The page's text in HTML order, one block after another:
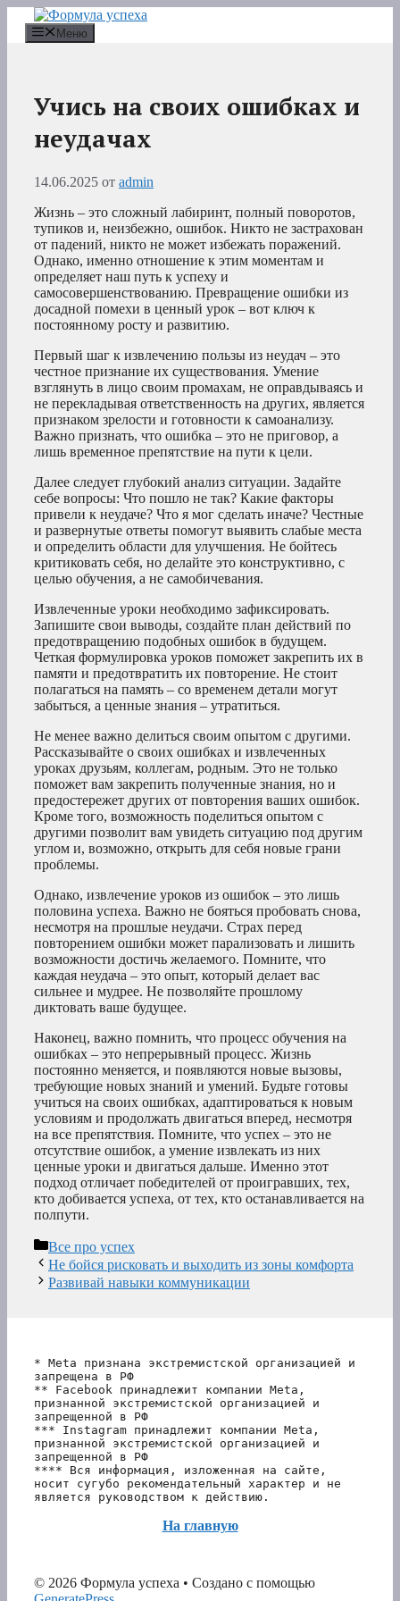
Перейти
содержимому
Меню
Учись на своих ошибках и
неудачах
14.06.2025 от admin
Жизнь – это сложный лабиринт, полный поворотов,
тупиков и, неизбежно, ошибок. Никто не застрахован
от падений, никто не может избежать поражений.
Однако, именно отношение к этим моментам и
определяет наш путь к успеху и
самосовершенствованию. Превращение ошибки из
досадной помехи в ценный урок – вот ключ к
постоянному росту и развитию.
Первый шаг к извлечению пользы из неудач – это
честное признание их существования. Умение
взглянуть в лицо своим промахам, не оправдываясь и
не перекладывая ответственность на других, является
признаком зрелости и готовности к самоанализу.
Важно признать, что ошибка – это не приговор, а
лишь временное препятствие на пути к цели.
Далее следует глубокий анализ ситуации. Задайте
себе вопросы: Что пошло не так? Какие факторы
привели к неудаче? Что я мог сделать иначе? Честные
и развернутые ответы помогут выявить слабые места
и определить области для улучшения. Не бойтесь
критиковать себя, но делайте это конструктивно, с
целью обучения, а не самобичевания.
Извлеченные уроки необходимо зафиксировать.
Запишите свои выводы, создайте план действий по
предотвращению подобных ошибок в будущем.
Четкая формулировка уроков поможет закрепить их в
памяти и предотвратить их повторение. Не стоит
полагаться на память – со временем детали могут
забыться, а ценные знания – утратиться.
Не менее важно делиться своим опытом с другими.
Рассказывайте о своих ошибках и извлеченных
уроках друзьям, коллегам, родным. Это не только
поможет вам закрепить полученные знания, но и
предостережет других от повторения ваших ошибок.
Кроме того, возможность поделиться опытом с
другими позволит вам увидеть ситуацию под другим
углом и, возможно, открыть для себя новые грани
проблемы.
Однако, извлечение уроков из ошибок – это лишь
половина успеха. Важно не бояться пробовать снова,
несмотря на прошлые неудачи. Страх перед
повторением ошибки может парализовать и лишить
возможности достичь желаемого. Помните, что
каждая неудача – это опыт, который делает вас
сильнее и мудрее. Не позволяйте прошлому
диктовать ваше будущее.
Наконец, важно помнить, что процесс обучения на
ошибках – это непрерывный процесс. Жизнь
постоянно меняется, и появляются новые вызовы,
требующие новых знаний и умений. Будьте готовы
учиться на своих ошибках, адаптироваться к новым
условиям и продолжать двигаться вперед, несмотря
на все препятствия. Помните, что успех – это не
отсутствие ошибок, а умение извлекать из них
ценные уроки и двигаться дальше. Именно этот
подход отличает победителей от проигравших, тех,
кто добивается успеха, от тех, кто останавливается на
полпути.
Рубрики
Все про успех
Не бойся рисковать и выходить из зоны комфорта
Развивай навыки коммуникации
* Meta признана экстремистской организацией и
запрещена в РФ
** Facebook принадлежит компании Meta,
признанной экстремистской организацией и
запрещенной в РФ
*** Instagram принадлежит компании Meta,
признанной экстремистской организацией и
запрещенной в РФ
**** Вся информация, изложенная на сайте,
носит сугубо рекомендательный характер и не
является руководством к действию.
На главную
© 2026 Формула успеха • Создано с помощью